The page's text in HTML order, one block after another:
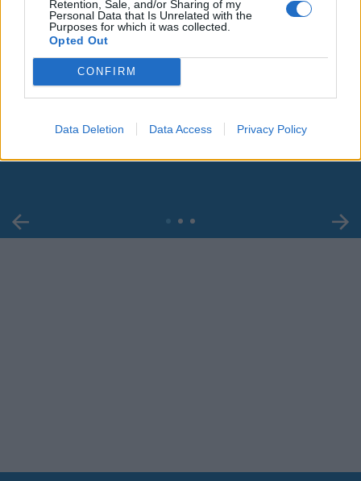
Retention, Sale, and/or Sharing of my
Personal Data that Is Unrelated with the
Purposes for which it was collected.
Opted Out
CONFIRM
Data Deletion Data Access Privacy Policy
00:00
Leonardo Maria Del Vecchio dall'ex compagna